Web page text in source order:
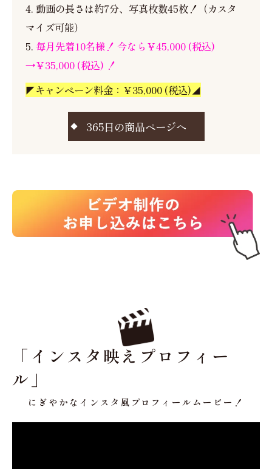
4. 動画の長さは約7分、写真枚数45枚！（カスタ
マイズ可能）
5. 毎月先着10名様！ 今なら￥45,000 (税込)
→￥35,000 (税込) ！
◤キャンペーン料金：￥35,000 (税込)◢
365日の商品ページへ
「インスタ映えプロフィー
ル」
にぎやかなインスタ風プロフィールムービー！